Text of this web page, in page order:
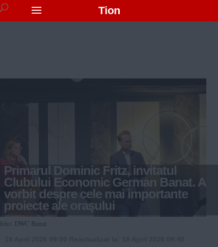
Tion
Primarul Dominic Fritz, invitatul
Clubului Economic German Banat. A
vorbit despre cele mai importante
proiecte ale orașului
foto: DWC Banat